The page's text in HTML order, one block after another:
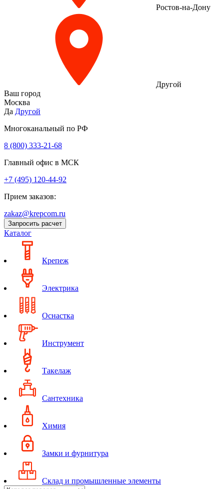
Ростов-на-Дону
Другой
Ваш город
Москва
Да Другой
Многоканальный по РФ
8 (800) 333‑21-68
Главный офис в МСК
+7 (495) 120-44-92
Прием заказов:
zakaz@krepcom.ru
Запросить расчет
Каталог
Крепеж
Электрика
Оснастка
Инструмент
Такелаж
Сантехника
Химия
Замки и фурнитура
Склад и промышленные элементы